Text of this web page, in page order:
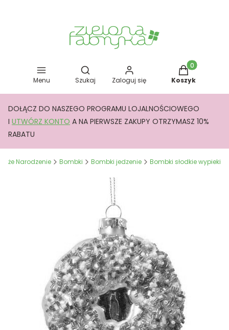
Menu
Otwórz wyszukiwarkę
Szukaj Zaloguj się
Produkty w
Koszyk
DOŁĄCZ DO NASZEGO PROGRAMU LOJALNOŚCIOWEGO
I UTWÓRZ KONTO A NA PIERWSZE ZAKUPY OTRZYMASZ 10%
RABATU
Boże Narodzenie Bombki Bombki jedzenie Bombki słodkie wypieki